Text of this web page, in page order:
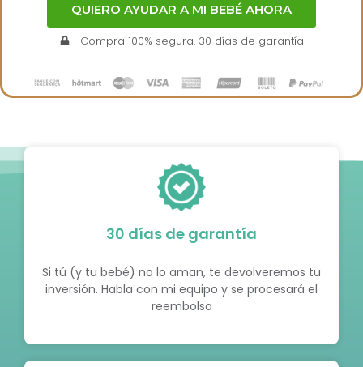
QUIERO AYUDAR A MI BEBÉ AHORA
Compra 100% segura. 30 días de garantía
30 días de garantía
Si tú (y tu bebé) no lo aman, te devolveremos tu
inversión. Habla con mi equipo y se procesará el
reembolso